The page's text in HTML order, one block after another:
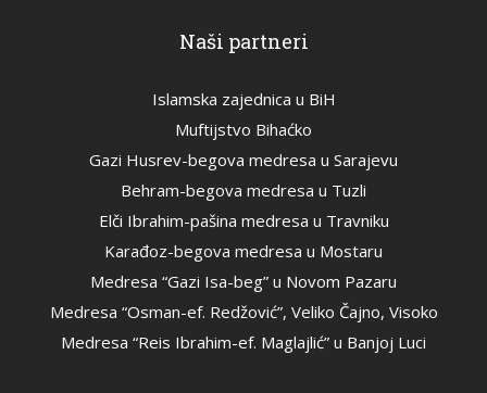
Naši partneri
Islamska zajednica u BiH
Muftijstvo Bihaćko
Gazi Husrev-begova medresa u Sarajevu
Behram-begova medresa u Tuzli
Elči Ibrahim-pašina medresa u Travniku
Karađoz-begova medresa u Mostaru
Medresa “Gazi Isa-beg” u Novom Pazaru
Medresa “Osman-ef. Redžović”, Veliko Čajno, Visoko
Medresa “Reis Ibrahim-ef. Maglajlić” u Banjoj Luci